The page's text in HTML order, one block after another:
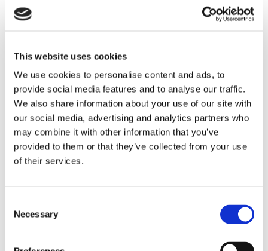
This website uses cookies
We use cookies to personalise content and ads, to
provide social media features and to analyse our traffic.
We also share information about your use of our site with
our social media, advertising and analytics partners who
may combine it with other information that you’ve
provided to them or that they’ve collected from your use
of their services.
Selection
Necessary
Itchi Fleischer
Esther Forse Villa Schöningen
Friedrich Thieme
Villa Schöningen
Asana Fujikawa Galerie Friese
Paul Fägerskiöld Galerie Nordenhake
Wieland Förster Schloss Biesdorf
Meschac Gaba PalaisPopulaire
Ellen Gallagher
PalaisPopulaire
Isa Genzken Wehrmuehle Biesenthal
Fabian Ginsberg